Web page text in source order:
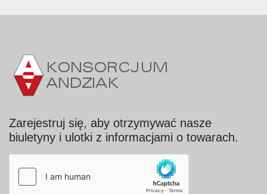
Zarejestruj się, aby otrzymywać nasze
biuletyny i ulotki z informacjami o towarach.